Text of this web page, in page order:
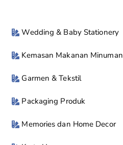
Wedding & Baby Stationery
Kemasan Makanan Minuman
Garmen & Tekstil
Packaging Produk
Memories dan Home Decor